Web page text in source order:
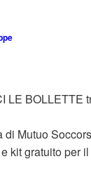
LE BOLLETTE
Mutuo
kit gratuito per
E RIDUCI LE